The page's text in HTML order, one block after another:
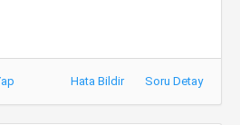
Hata Bildir Soru Detay